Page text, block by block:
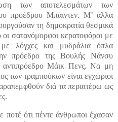
των αποτελεσμάτων των
προέδρου Μπάιντεν. Μ’ άλλα
τη δημοκρατία θεσμικά
σατανόμορφοι κερατοφόροι με
λόγχες και μυδράλια όπλα
πρόεδρο της Βουλής Νάνσυ
αντιπρόεδρο Μάικ Πενς. Να μη
των τραμπούκων είναι εγχώριοι
διά τα περαιτέρω ως
ότι πέντε άνθρωποι έχασαν